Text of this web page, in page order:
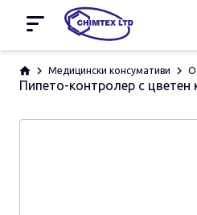
Начало
Медицински консумативи
Пипето-контролер с цветен